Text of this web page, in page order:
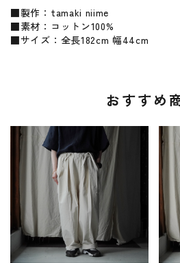
■製作：tamaki niime
■素材：コットン100%
■サイズ：全長182cm 幅44cm
おすすめ